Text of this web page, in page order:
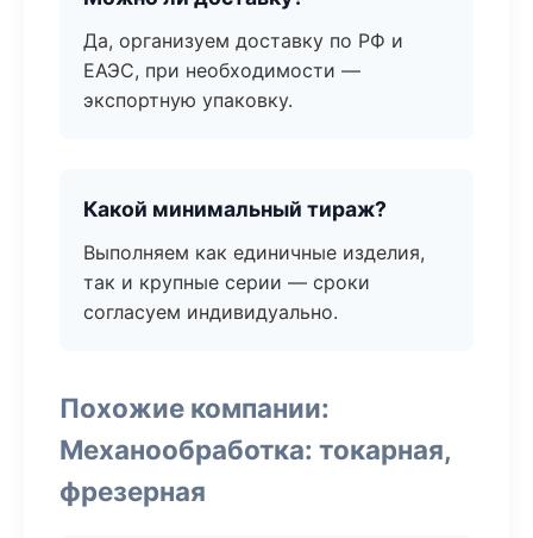
Да, организуем доставку по РФ и
ЕАЭС, при необходимости —
экспортную упаковку.
Какой минимальный тираж?
Выполняем как единичные изделия,
так и крупные серии — сроки
согласуем индивидуально.
Похожие компании:
Механообработка: токарная,
фрезерная